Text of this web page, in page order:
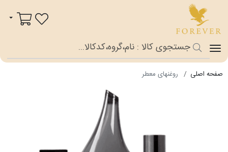
سبد خرید
صفحه اصلی روغن‎های معطر